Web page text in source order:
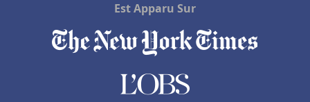
Hôtels en Midi Pyrénées
Hôtels en Ariège
Est Apparu Sur